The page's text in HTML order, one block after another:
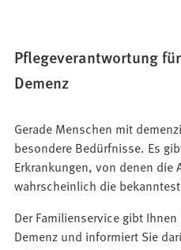
Pflegeverantwortung
Demenz
Gerade Menschen mit
besondere Bedürfnisse. Es
Erkrankungen, von denen die
wahrscheinlich die
Der Familienservice gibt
Demenz und informiert Sie